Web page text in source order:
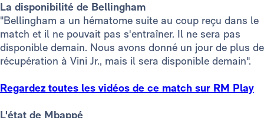
La disponibilité de Bellingham
"Bellingham a un hématome suite au coup reçu dans le
match et il ne pouvait pas s'entraîner. Il ne sera pas
disponible demain. Nous avons donné un jour de plus de
récupération à Vini Jr., mais il sera disponible demain".
Regardez toutes les vidéos de ce match sur RM Play
L'état de Mbappé